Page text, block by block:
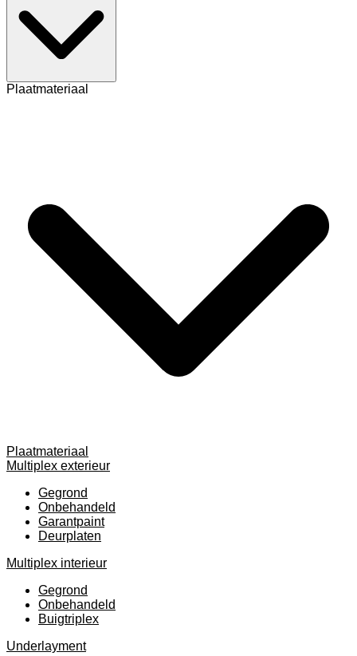
Plaatmateriaal
Plaatmateriaal
Multiplex exterieur
Gegrond
Onbehandeld
Garantpaint
Deurplaten
Multiplex interieur
Gegrond
Onbehandeld
Buigtriplex
Underlayment